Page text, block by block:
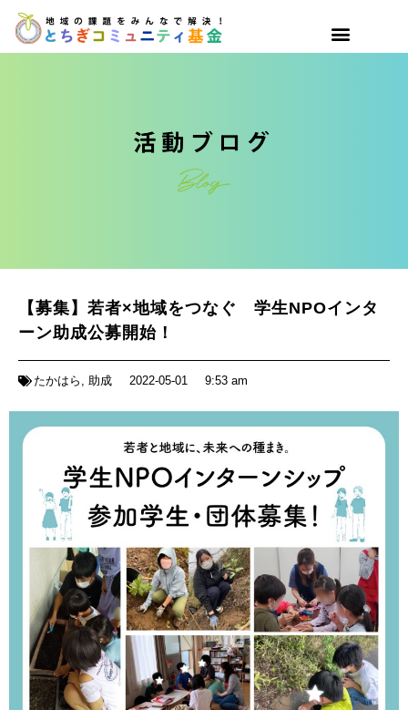
【募集】若者×地域をつなぐ 学生NPOインタ
ーン助成公募開始！
たかはら , 助成 2022-05-01 9:53 am